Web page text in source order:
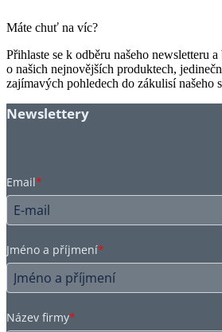
Máte chuť na víc?
Přihlaste se k odběru našeho newsletteru
o našich nejnovějších produktech,
zajímavých pohledech do zákulisí našeho
Newslettery
Email*
Jméno a příjmení*
Název firmy*